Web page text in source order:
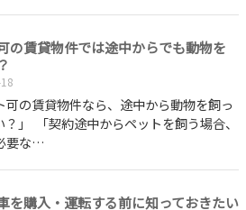
の賃貸物件では途中からでも動物を
可の賃貸物件なら、途中から動物を飼っ
？」 「契約途中からペットを飼う場合、
要な…
を購入・運転する前に知っておきたい